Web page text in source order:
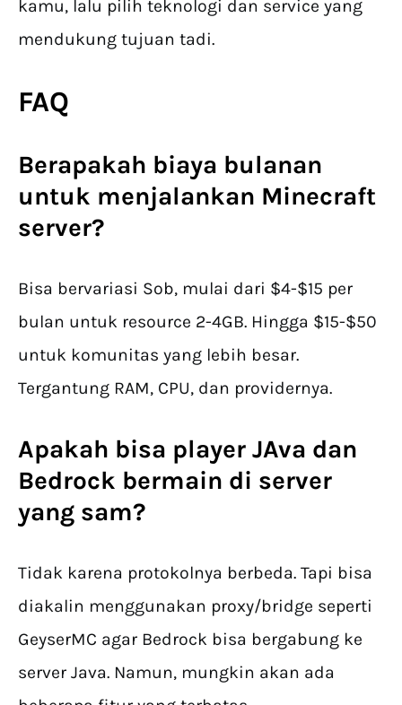
kamu, lalu pilih teknologi dan service yang
mendukung tujuan tadi.
FAQ
Berapakah biaya bulanan
untuk menjalankan Minecraft
server?
Bisa bervariasi Sob, mulai dari $4-$15 per
bulan untuk resource 2-4GB. Hingga $15-$50
untuk komunitas yang lebih besar.
Tergantung RAM, CPU, dan providernya.
Apakah bisa player JAva dan
Bedrock bermain di server
yang sam?
Tidak karena protokolnya berbeda. Tapi bisa
diakalin menggunakan proxy/bridge seperti
GeyserMC agar Bedrock bisa bergabung ke
server Java. Namun, mungkin akan ada